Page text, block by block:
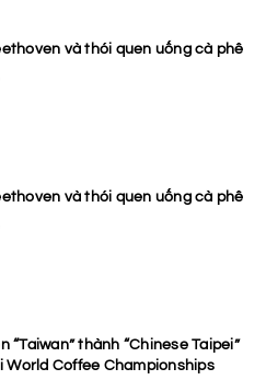
và thói quen uống cà phê
và thói quen uống cà phê
“Taiwan” thành “Chinese Taipei”
World Coffee Championships